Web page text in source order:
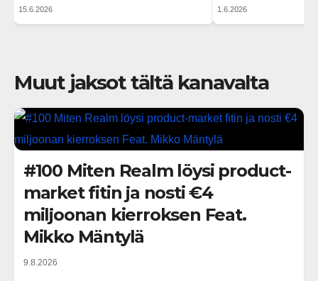
15.6.2026 1.6.2026
Muut jaksot tältä kanavalta
#100 Miten Realm löysi product-
market fitin ja nosti €4
miljoonan kierroksen Feat.
Mikko Mäntylä
9.8.2026